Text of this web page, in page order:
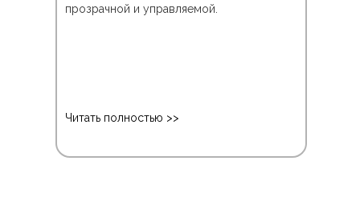
прозрачной и управляемой.
Читать полностью >>